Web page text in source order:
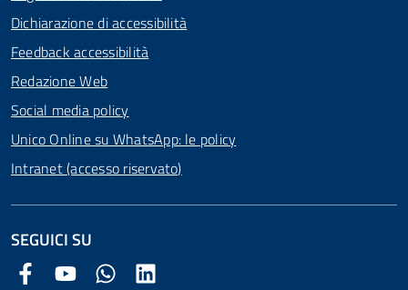
Dichiarazione di accessibilità
Feedback accessibilità
Redazione Web
Social media policy
Unico Online su WhatsApp: le policy
Intranet (accesso riservato)
SEGUICI SU
Facebook Comune di Arezzo
Youtube Comune di Arezzo
Twitter Comune di Arezzo